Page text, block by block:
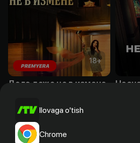
18+
PREMYERA
Дело даже не в измене
Ilovaga o'tish
Chrome